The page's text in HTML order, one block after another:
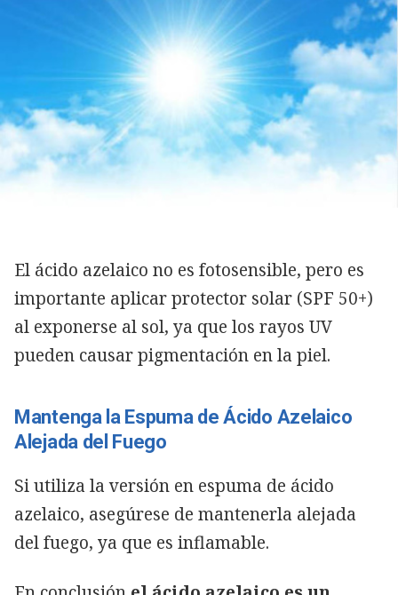
El ácido azelaico no es fotosensible, pero es
importante aplicar protector solar (SPF 50+)
al exponerse al sol, ya que los rayos UV
pueden causar pigmentación en la piel.
Mantenga la Espuma de Ácido Azelaico
Alejada del Fuego
Si utiliza la versión en espuma de ácido
azelaico, asegúrese de mantenerla alejada
del fuego, ya que es inflamable.